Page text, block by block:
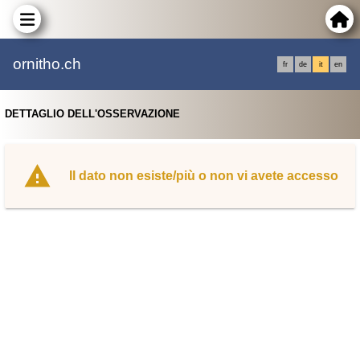
ornitho.ch fr de it en
DETTAGLIO DELL'OSSERVAZIONE
Il dato non esiste/più o non vi avete accesso